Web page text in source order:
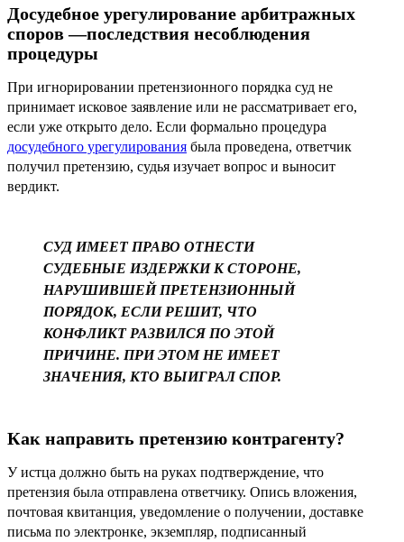
Досудебное урегулирование арбитражных
споров —последствия несоблюдения
процедуры
При игнорировании претензионного порядка суд не
принимает исковое заявление или не рассматривает его,
если уже открыто дело. Если формально процедура
досудебного урегулирования была проведена, ответчик
получил претензию, судья изучает вопрос и выносит
вердикт.
СУД ИМЕЕТ ПРАВО ОТНЕСТИ
СУДЕБНЫЕ ИЗДЕРЖКИ К СТОРОНЕ,
НАРУШИВШЕЙ ПРЕТЕНЗИОННЫЙ
ПОРЯДОК, ЕСЛИ РЕШИТ, ЧТО
КОНФЛИКТ РАЗВИЛСЯ ПО ЭТОЙ
ПРИЧИНЕ. ПРИ ЭТОМ НЕ ИМЕЕТ
ЗНАЧЕНИЯ, КТО ВЫИГРАЛ СПОР.
Как направить претензию контрагенту?
У истца должно быть на руках подтверждение, что
претензия была отправлена ответчику. Опись вложения,
почтовая квитанция, уведомление о получении, доставке
письма по электронке, экземпляр, подписанный